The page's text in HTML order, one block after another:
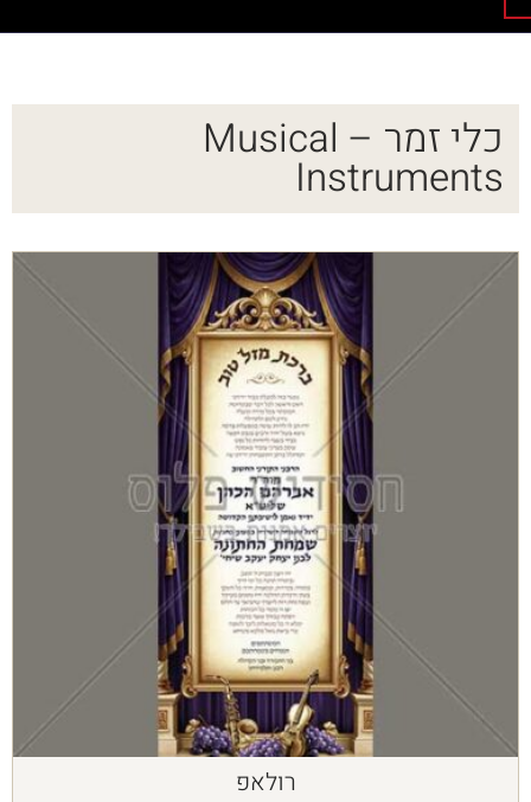
כלי זמר – Musical
Instruments
רולאפ